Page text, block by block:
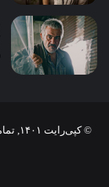
© کپی‌رایت ۱۴۰۱, تمامی حقوق وب سایت متعلق به کاشمر سلام می باشد |